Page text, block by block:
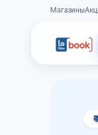
Магазины